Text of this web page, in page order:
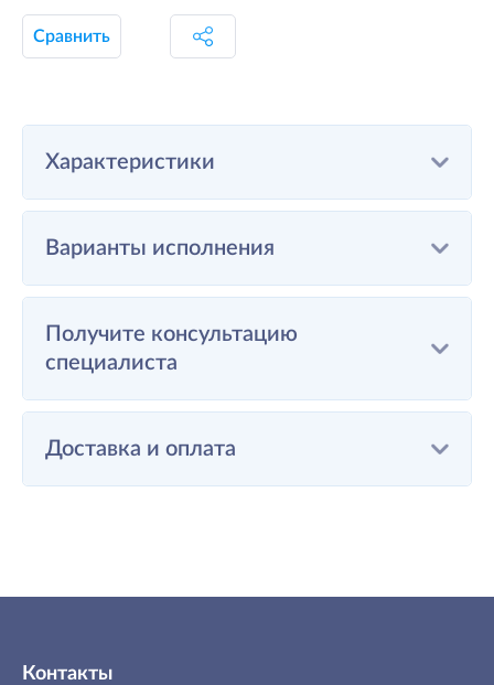
Сравнить
Характеристики
Варианты исполнения
Получите консультацию
специалиста
Доставка и оплата
Контакты